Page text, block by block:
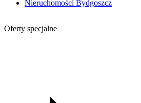
Nieruchomości Bydgoszcz
Oferty specjalne